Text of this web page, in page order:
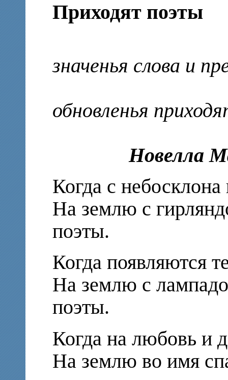
Приходят поэты
значенья слова и
обновленья
Новелла
Когда с
На землю с
поэты.
Когда появляются
На землю с
поэты.
Когда на любовь и
На землю во имя